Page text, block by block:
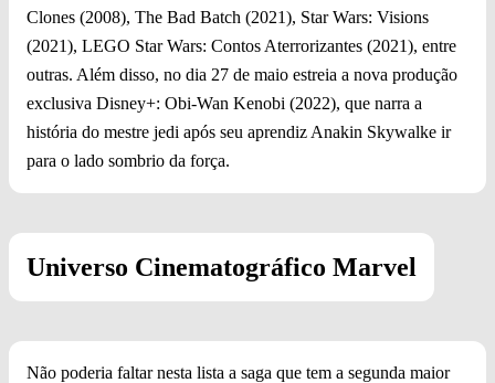
Clones (2008), The Bad Batch (2021), Star Wars: Visions
(2021), LEGO Star Wars: Contos Aterrorizantes (2021), entre
outras. Além disso, no dia 27 de maio estreia a nova produção
exclusiva Disney+: Obi-Wan Kenobi (2022), que narra a
história do mestre jedi após seu aprendiz Anakin Skywalke ir
para o lado sombrio da força.
Universo Cinematográfico Marvel
Não poderia faltar nesta lista a saga que tem a segunda maior